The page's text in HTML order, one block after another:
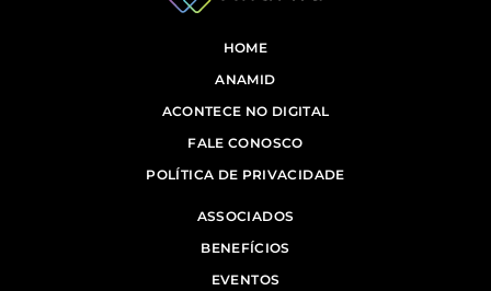
HOME
ANAMID
ACONTECE NO DIGITAL
FALE CONOSCO
POLÍTICA DE PRIVACIDADE
ASSOCIADOS
BENEFÍCIOS
EVENTOS